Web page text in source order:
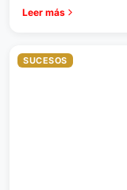
Leer más
SUCESOS